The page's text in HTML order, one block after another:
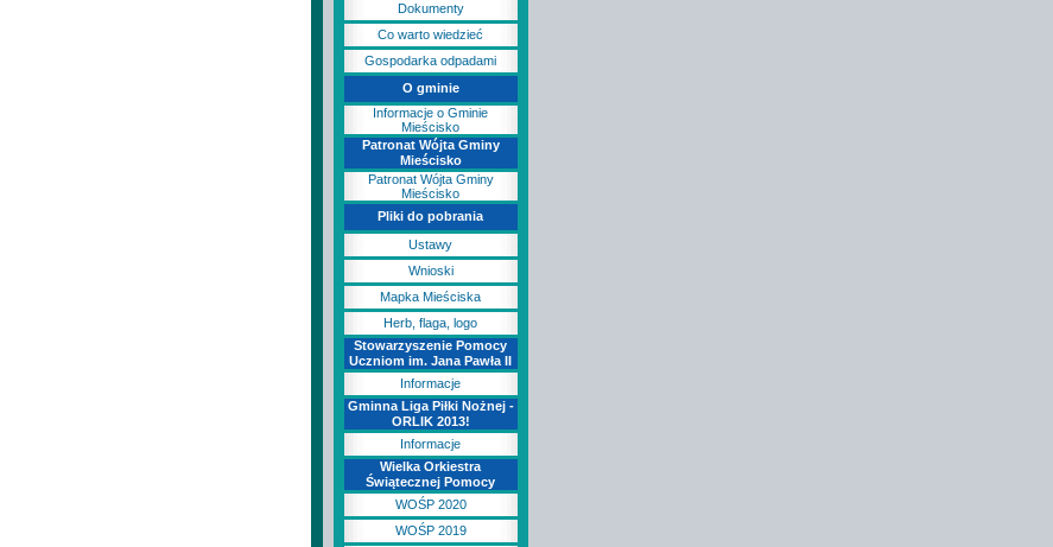
Dokumenty
Co warto wiedzieć
Gospodarka odpadami
O gminie
Informacje o Gminie
Mieścisko
Patronat Wójta Gminy
Mieścisko
Patronat Wójta Gminy
Mieścisko
Pliki do pobrania
Ustawy
Wnioski
Mapka Mieściska
Herb, flaga, logo
Stowarzyszenie Pomocy
Uczniom im. Jana Pawła II
Informacje
Gminna Liga Piłki Nożnej -
ORLIK 2013!
Informacje
Wielka Orkiestra
Świątecznej Pomocy
WOŚP 2020
WOŚP 2019